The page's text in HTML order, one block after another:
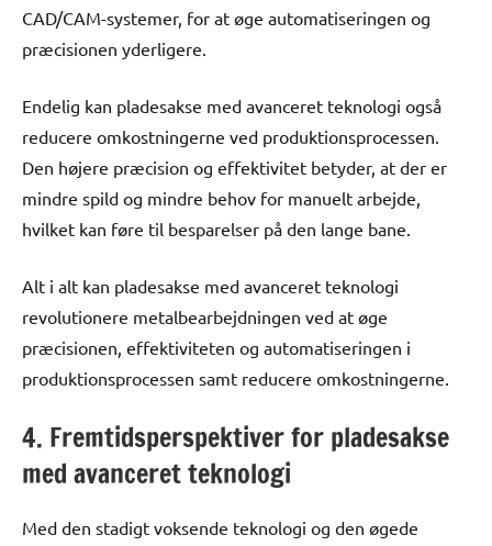
CAD/CAM-systemer, for at øge automatiseringen og
præcisionen yderligere.
Endelig kan pladesakse med avanceret teknologi også
reducere omkostningerne ved produktionsprocessen.
Den højere præcision og effektivitet betyder, at der er
mindre spild og mindre behov for manuelt arbejde,
hvilket kan føre til besparelser på den lange bane.
Alt i alt kan pladesakse med avanceret teknologi
revolutionere metalbearbejdningen ved at øge
præcisionen, effektiviteten og automatiseringen i
produktionsprocessen samt reducere omkostningerne.
4. Fremtidsperspektiver for pladesakse
med avanceret teknologi
Med den stadigt voksende teknologi og den øgede